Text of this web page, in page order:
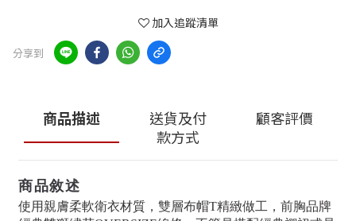
加入追蹤清單
分享到
商品描述
送貨及付
款方式
顧客評價
商品敘述
使用親膚柔軟衛衣材質，雙層布帽T精緻做工，前胸品牌